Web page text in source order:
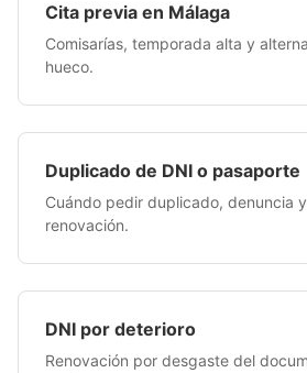
Cita previa en Málaga
Comisarías, temporada alta y
hueco.
Duplicado de DNI o pasaporte
Cuándo pedir duplicado, denuncia
renovación.
DNI por deterioro
Renovación por desgaste del